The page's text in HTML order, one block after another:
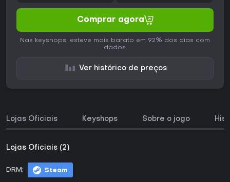
Comprar agora
Nas keyshops, esteve mais barato em 92% dos dias com
dados.
Ver histórico de preços
Lojas Oficiais Keyshops Sobre o jogo
Lojas Oficiais (2)
DRM: Steam